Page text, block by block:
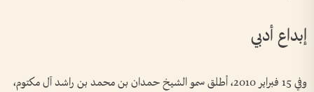
إبداع أدبي
وفي 15 فبراير 2010، أطلق سمو الشيخ حمدان بن محمد بن راشد آل مكتوم،